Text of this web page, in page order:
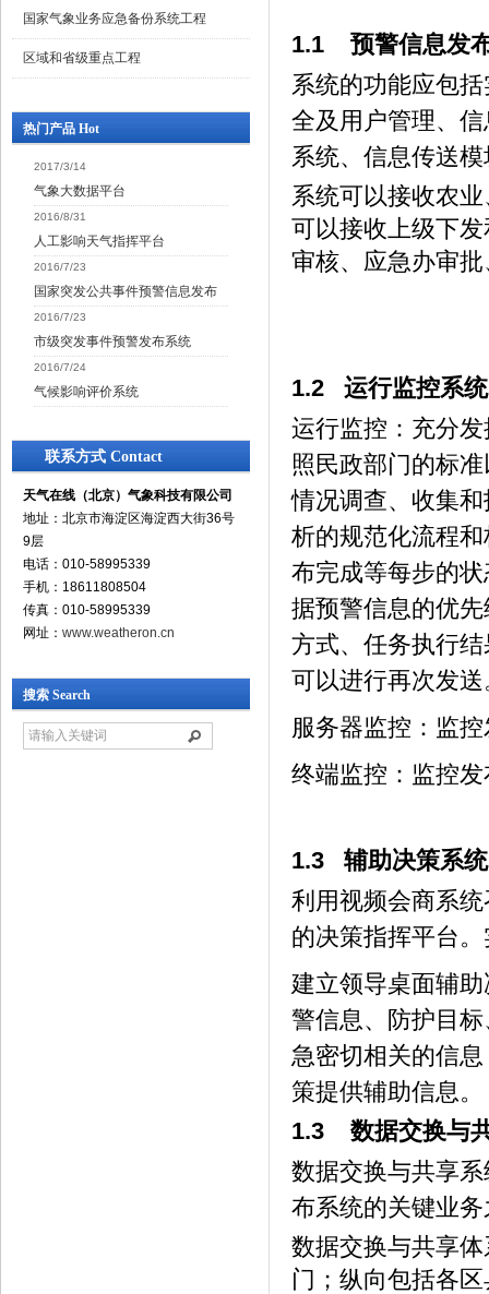
国家气象业务应急备份系统工程
区域和省级重点工程
热门产品 Hot
2017/3/14
气象大数据平台
2016/8/31
人工影响天气指挥平台
2016/7/23
国家突发公共事件预警信息发布
2016/7/23
市级突发事件预警发布系统
2016/7/24
气候影响评价系统
联系方式 Contact
天气在线（北京）气象科技有限公司
地址：北京市海淀区海淀西大街36号
9层
电话：010-58995339
手机：18611808504
传真：010-58995339
网址： www.weatheron.cn
搜索 Search
1.1 预警信息发
系统的功能应包
全及用户管理、
系统、信息传送
系统可以接收农
可以接收上级下
审核、应急办审
1.2 运行监控系统
运行监控：充分
照民政部门的标
情况调查、收集
析的规范化流程
布完成等每步的
据预警信息的优
方式、任务执行
可以进行再次发送
服务器监控：监
终端监控：监控
1.3 辅助决策系统
利用视频会商系
的决策指挥平台
建立领导桌面辅
警信息、防护目
急密切相关的信
策提供辅助信息。
1.3 数据交换与
数据交换与共享
布系统的关键业
数据交换与共享
门；纵向包括各